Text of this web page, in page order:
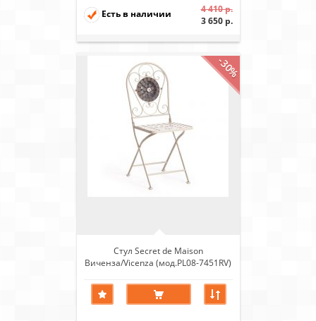
Есть в наличии
4 410 р.
3 650 р.
-30%
Стул Secret de Maison
Виченза/Vicenza (мод.PL08-7451RV)
"калейдоскоп"